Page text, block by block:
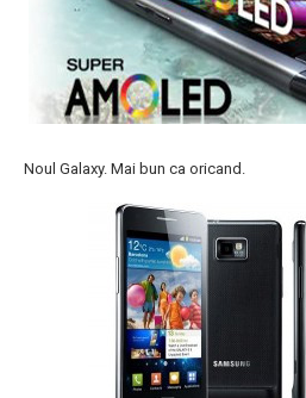
Noul Galaxy. Mai bun ca oricand.